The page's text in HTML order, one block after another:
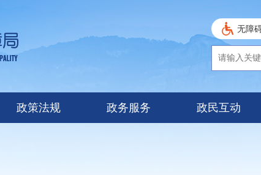
无障
政策法规 政务服务 政民互动